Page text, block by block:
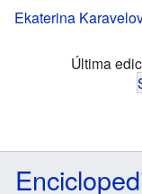
Ekaterina
Última